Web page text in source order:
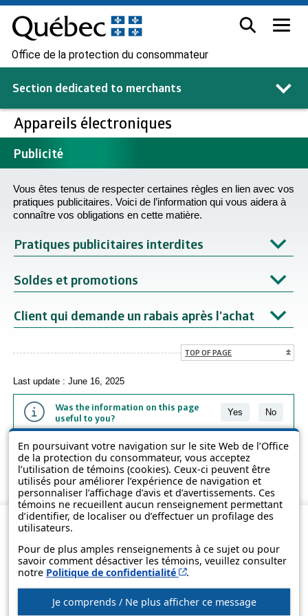
En poursuivant votre navigation sur le site Web de l’Office
de la protection du consommateur, vous acceptez
l’utilisation de témoins (cookies). Ceux-ci peuvent être
utilisés pour améliorer l’expérience de navigation et
personnaliser l’affichage d’avis et d’avertissements. Ces
témoins ne recueillent aucun renseignement permettant
d’identifier, de localiser ou d’effectuer un profilage des
utilisateurs.
Pour de plus amples renseignements à ce sujet ou pour
savoir comment désactiver les témoins, veuillez consulter
notre Politique de confidentialité Cet hyperlien s’ouvrira
.
Je comprends / Ne plus afficher ce message
Office de la protection du consommateur
Section dedicated to merchants
Appareils électroniques
Publicité
Vous êtes tenus de respecter certaines règles en lien avec vos
pratiques publicitaires. Voici de l’information qui vous aidera à
connaître vos obligations en cette matière.
Pratiques publicitaires interdites
Soldes et promotions
Client qui demande un rabais après l'achat
TOP OF PAGE
Last update : June 16, 2025
Was the information on this page
useful to you?
Yes No
The information contained on this page is presented in simple terms to
make it easier to understand. It does not replace the texts of the laws
and regulations.